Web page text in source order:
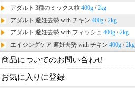
アダルト 3種のミックス粒 400g /2kg
アダルト 避妊去勢 with チキン 400g /2kg
アダルト 避妊去勢 with フィッシュ 400g /2kg
エイジングケア 避妊去勢 with チキン 400g /2kg
商品についてのお問い合わせ
お気に入りに登録